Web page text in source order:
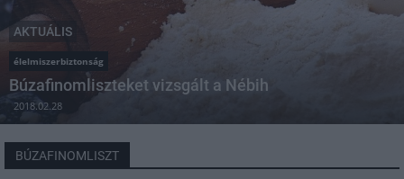
AKTUÁLIS
élelmiszerbiztonság
Búzafinomliszteket vizsgált a Nébih
2018.02.28
BÚZAFINOMLISZT